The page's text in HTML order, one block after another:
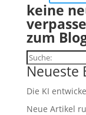
keine
zum
Suchen
Neueste
Die KI
Neue Artikel